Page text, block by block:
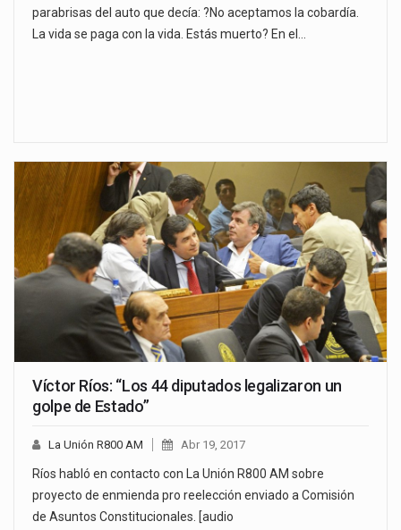
parabrisas del auto que decía: ?No aceptamos la cobardía.
La vida se paga con la vida. Estás muerto? En el…
Víctor Ríos: “Los 44 diputados legalizaron un
golpe de Estado”
La Unión R800 AM Abr 19, 2017
Ríos habló en contacto con La Unión R800 AM sobre
proyecto de enmienda pro reelección enviado a Comisión
de Asuntos Constitucionales. [audio